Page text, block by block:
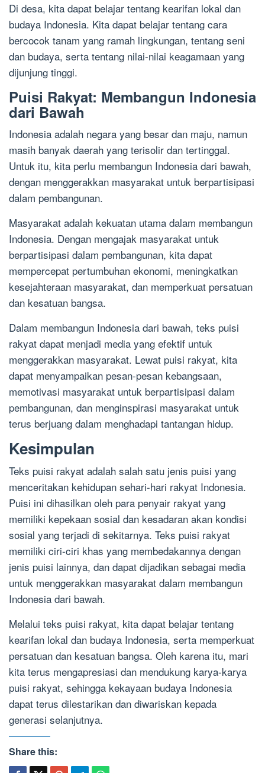
Di desa, kita dapat belajar tentang kearifan lokal dan
budaya Indonesia. Kita dapat belajar tentang cara
bercocok tanam yang ramah lingkungan, tentang seni
dan budaya, serta tentang nilai-nilai keagamaan yang
dijunjung tinggi.
Puisi Rakyat: Membangun Indonesia
dari Bawah
Indonesia adalah negara yang besar dan maju, namun
masih banyak daerah yang terisolir dan tertinggal.
Untuk itu, kita perlu membangun Indonesia dari bawah,
dengan menggerakkan masyarakat untuk berpartisipasi
dalam pembangunan.
Masyarakat adalah kekuatan utama dalam membangun
Indonesia. Dengan mengajak masyarakat untuk
berpartisipasi dalam pembangunan, kita dapat
mempercepat pertumbuhan ekonomi, meningkatkan
kesejahteraan masyarakat, dan memperkuat persatuan
dan kesatuan bangsa.
Dalam membangun Indonesia dari bawah, teks puisi
rakyat dapat menjadi media yang efektif untuk
menggerakkan masyarakat. Lewat puisi rakyat, kita
dapat menyampaikan pesan-pesan kebangsaan,
memotivasi masyarakat untuk berpartisipasi dalam
pembangunan, dan menginspirasi masyarakat untuk
terus berjuang dalam menghadapi tantangan hidup.
Kesimpulan
Teks puisi rakyat adalah salah satu jenis puisi yang
menceritakan kehidupan sehari-hari rakyat Indonesia.
Puisi ini dihasilkan oleh para penyair rakyat yang
memiliki kepekaan sosial dan kesadaran akan kondisi
sosial yang terjadi di sekitarnya. Teks puisi rakyat
memiliki ciri-ciri khas yang membedakannya dengan
jenis puisi lainnya, dan dapat dijadikan sebagai media
untuk menggerakkan masyarakat dalam membangun
Indonesia dari bawah.
Melalui teks puisi rakyat, kita dapat belajar tentang
kearifan lokal dan budaya Indonesia, serta memperkuat
persatuan dan kesatuan bangsa. Oleh karena itu, mari
kita terus mengapresiasi dan mendukung karya-karya
puisi rakyat, sehingga kekayaan budaya Indonesia
dapat terus dilestarikan dan diwariskan kepada
generasi selanjutnya.
Share this: